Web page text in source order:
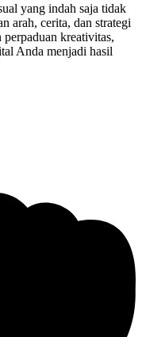
yang indah saja tidak
arah, cerita, dan strategi
kreativitas,
Anda menjadi hasil